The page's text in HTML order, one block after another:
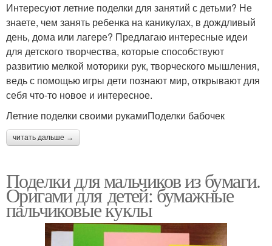
Поделки из ткани Поделки для девочек
Поделки из трикотажа
Простой в
Новогодние поделки Основа для поделки
Интересуют летние поделки для занятий с детьми? Не
знаете, чем занять ребенка на каникулах, в дождливый
день, дома или лагере? Предлагаю интересные идеи
для детского творчества, которые способствуют
развитию мелкой моторики рук, творческого мышления,
ведь с помощью игры дети познают мир, открывают для
себя что-то новое и интересное.
Летние поделки своими рукамиПоделки бабочек
читать дальше →
Поделки для мальчиков из бумаги.
Оригами для детей: бумажные
пальчиковые куклы